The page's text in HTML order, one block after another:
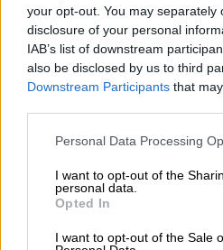
your opt-out. You may separately
disclosure of your personal
IAB’s list of downstream
also be disclosed by us to third
Downstream Participants that
Please note that this website/app
not limited to your visit or usage
grant or deny consent to Google
use your data for below specified
consent section.
Personal Data Processing
I want to opt-out of the
personal data.
Opted In
I want to opt-out of the Sale